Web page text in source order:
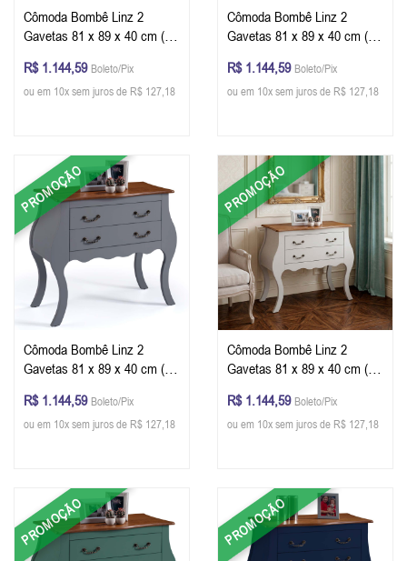
Cômoda Bombê Linz 2
Gavetas 81 x 89 x 40 cm (A
Imbuia Glazer
R$ 1.144,59 Boleto/Pix
ou em 10x sem juros de R$ 127,18
Cômoda Bombê Linz 2
Gavetas 81 x 89 x 40 cm (A
Imbuia Glazer
R$ 1.144,59 Boleto/Pix
ou em 10x sem juros de R$ 127,18
PROMOÇÃO
Cômoda Bombê Linz 2
Gavetas 81 x 89 x 40 cm (A
Imbuia Glazer
R$ 1.144,59 Boleto/Pix
ou em 10x sem juros de R$ 127,18
PROMOÇÃO
Cômoda Bombê Linz 2
Gavetas 81 x 89 x 40 cm (A
Imbuia Glazer
R$ 1.144,59 Boleto/Pix
ou em 10x sem juros de R$ 127,18
PROMOÇÃO PROMOÇÃO